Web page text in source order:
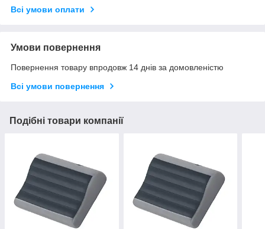
Всі умови оплати
Умови повернення
Повернення товару впродовж 14 днів за домовленістю
Всі умови повернення
Подібні товари компанії